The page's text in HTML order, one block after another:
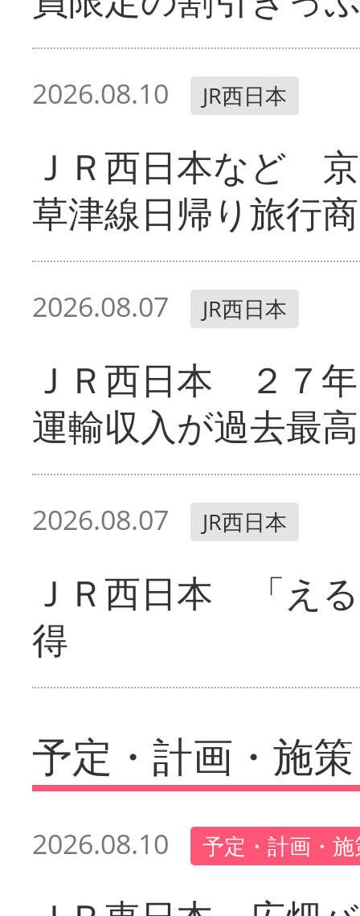
2026.08.10 JR西日本
ＪＲ西日本など
草津線日帰り旅行
2026.08.07 JR西日本
ＪＲ西日本 ２７
運輸収入が過去最高
2026.08.07 JR西日本
ＪＲ西日本 「え
得
予定・計画・施策
2026.08.10 予定・計画・